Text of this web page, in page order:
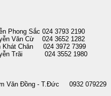
Phong Sắc 024 3793 2190
Văn Cừ 024 3652 1282
Khát Chân 024 3972 7399
Trãi 024 3552 1980
Văn Đồng - T.Đức 0932 079229